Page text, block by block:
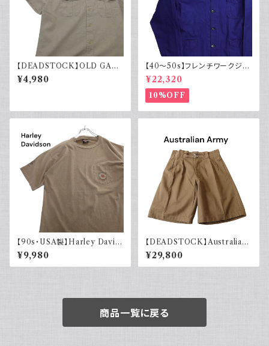
【DEADSTOCK】OLD GAP
オールドギャップ コットンリネン
シャツ 半袖 タグ付き 00s 古着
¥4,980
【40～50s】フレンチワークジャ
ケット インディゴ Vポケット ヴィ
ンテージ
¥22,320
10%OFF
【90s・USA製】Harley David
son ハーレーダビッドソン ポケ
ット付き Tシャツ 古着 フェード
シングルステッチ ベージュ ヴィ
¥9,980
【DEADSTOCK】Australian
army オーストラリア軍 グルカ
ショーツ 40s デッドストック フ
ラッシャー付き ユーロヴィンテ
¥29,800
商品一覧に戻る